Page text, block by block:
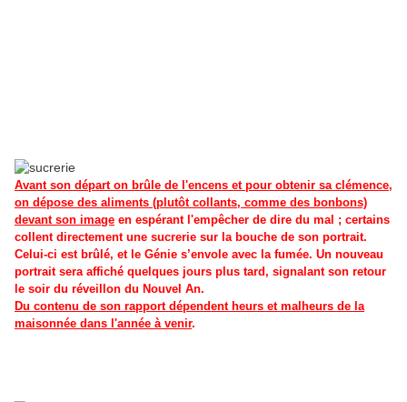
Avant son départ on brûle de l'encens et pour obtenir sa clémence,
on dépose des aliments (plutôt collants, comme des bonbons)
devant son image en espérant l'empêcher de dire du mal ; certains
collent directement une sucrerie sur la bouche de son portrait.
Celui-ci est brûlé, et le Génie s’envole avec la fumée. Un nouveau
portrait sera affiché quelques jours plus tard, signalant son retour
le soir du réveillon du Nouvel An.
Du contenu de son rapport dépendent heurs et malheurs de la
maisonnée dans l'année à venir.